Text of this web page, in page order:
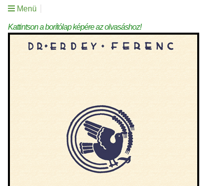
Menü
Kattintson a borítólap képére az olvasáshoz!